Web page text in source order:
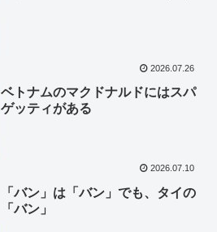
2026.07.26
ベトナムのマクドナルドにはスパ
ゲッティがある
2026.07.10
「バン」は「バン」でも、タイの
「バン」